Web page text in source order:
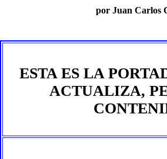
por Juan Carlos
ESTA ES LA
ACTUALIZA,